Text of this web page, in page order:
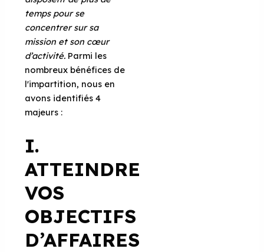
temps pour se
concentrer sur sa
mission et son cœur
d’activité. Parmi les
nombreux bénéfices de
l'impartition, nous en
avons identifiés 4
majeurs :
I.
ATTEINDRE
VOS
OBJECTIFS
D’AFFAIRES